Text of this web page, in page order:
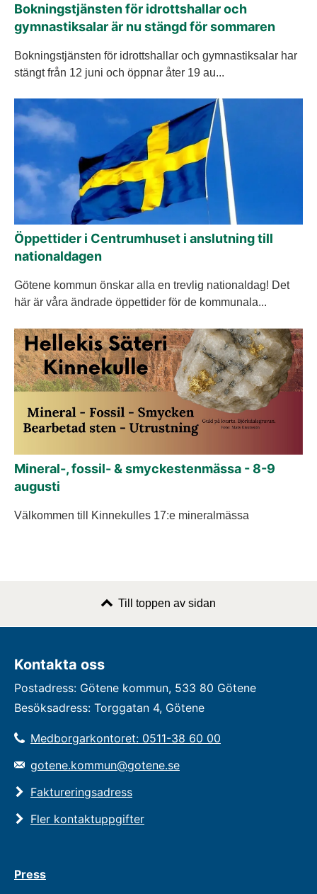
Bokningstjänsten för idrottshallar och
gymnastiksalar är nu stängd för sommaren
Bokningstjänsten för idrottshallar och gymnastiksalar har
stängt från 12 juni och öppnar åter 19 au...
Öppettider i Centrumhuset i anslutning till
nationaldagen
Götene kommun önskar alla en trevlig nationaldag! Det
här är våra ändrade öppettider för de kommunala...
Mineral-, fossil- & smyckestenmässa - 8-9
augusti
Välkommen till Kinnekulles 17:e mineralmässa
Till toppen av sidan
Kontakta oss
Postadress: Götene kommun, 533 80 Götene
Besöksadress: Torggatan 4, Götene
Medborgarkontoret: 0511-38 60 00
gotene.kommun@gotene.se
Faktureringsadress
Fler kontaktuppgifter
Press